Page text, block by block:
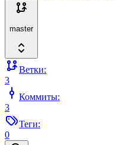
master
Ветки:
3
Коммиты:
3
Теги:
0